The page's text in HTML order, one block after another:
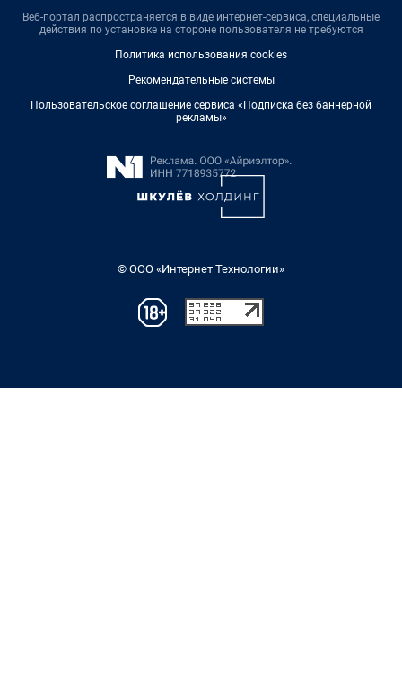
Веб-портал распространяется в виде интернет-сервиса, специальные
действия по установке на стороне пользователя не требуются
Политика использования cookies
Рекомендательные системы
Пользовательское соглашение сервиса «Подписка без баннерной
рекламы»
© ООО «Интернет Технологии»